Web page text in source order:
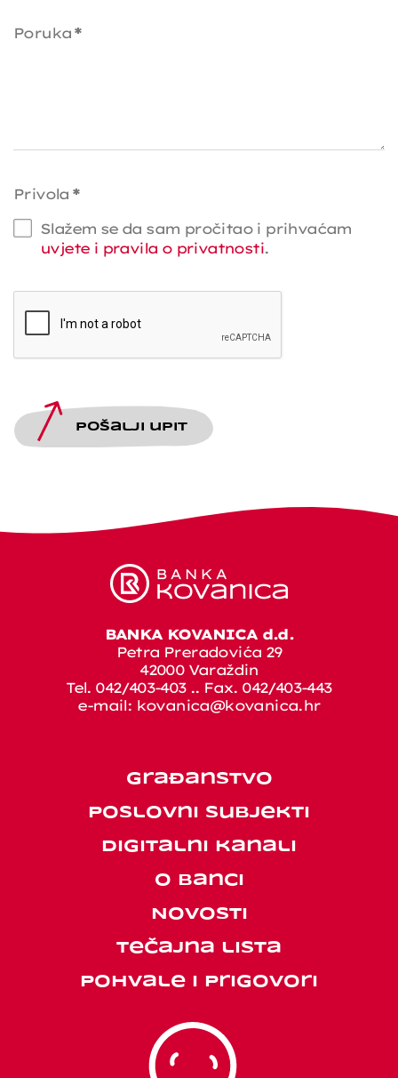
Poruka *
Privola *
Slažem se da sam pročitao i prihvaćam
uvjete i pravila o privatnosti.
Pošalji upit
BANKA KOVANICA d.d.
Petra Preradovića 29
42000 Varaždin
Tel. 042/403-403 .. Fax. 042/403-443
e-mail: kovanica@kovanica.hr
Građanstvo
Poslovni subjekti
Digitalni kanali
O banci
Novosti
Tečajna lista
Pohvale i prigovori